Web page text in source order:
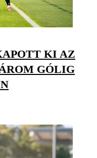
KI AZ
GÓLIG